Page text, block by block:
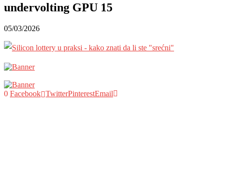
undervolting GPU 15
05/03/2026
0 Facebook TwitterPinterestEmail